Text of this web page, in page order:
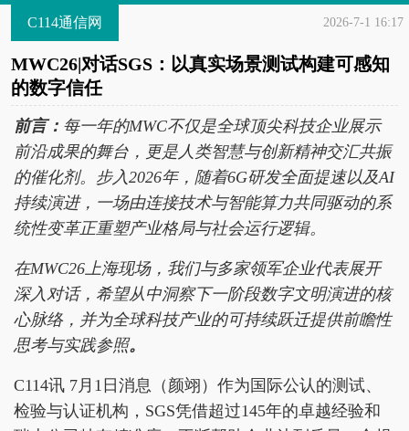
C114通信网 2026-7-1 16:17
MWC26|对话SGS：以真实场景测试构建可感知
的数字信任
前言： 每一年的MWC不仅是全球顶尖科技企业展示
前沿成果的舞台，更是人类智慧与创新精神交汇共振
的催化剂。步入2026年，随着6G研发全面提速以及AI
持续演进，一场由连接技术与智能算力共同驱动的系
统性变革正重塑产业格局与社会运行逻辑。
在MWC26上海现场，我们与多家领军企业代表展开
深入对话，希望从中洞察下一阶段数字文明演进的核
心脉络，并为全球科技产业的可持续跃迁提供前瞻性
思考与实践参照。
C114讯 7月1日消息（颜翊）作为国际公认的测试、
检验与认证机构，SGS凭借超过145年的卓越经验和